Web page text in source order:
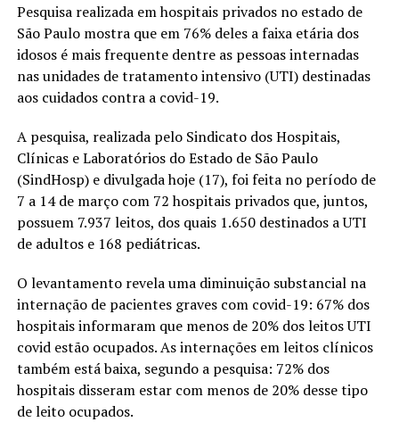
Pesquisa realizada em hospitais privados no estado de
São Paulo mostra que em 76% deles a faixa etária dos
idosos é mais frequente dentre as pessoas internadas
nas unidades de tratamento intensivo (UTI) destinadas
aos cuidados contra a covid-19.
A pesquisa, realizada pelo Sindicato dos Hospitais,
Clínicas e Laboratórios do Estado de São Paulo
(SindHosp) e divulgada hoje (17), foi feita no período de
7 a 14 de março com 72 hospitais privados que, juntos,
possuem 7.937 leitos, dos quais 1.650 destinados a UTI
de adultos e 168 pediátricas.
O levantamento revela uma diminuição substancial na
internação de pacientes graves com covid-19: 67% dos
hospitais informaram que menos de 20% dos leitos UTI
covid estão ocupados. As internações em leitos clínicos
também está baixa, segundo a pesquisa: 72% dos
hospitais disseram estar com menos de 20% desse tipo
de leito ocupados.